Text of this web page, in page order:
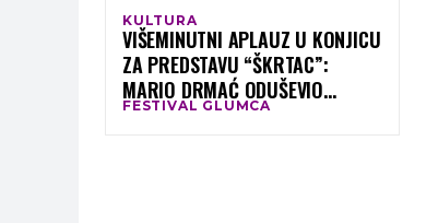
KULTURA
VIŠEMINUTNI APLAUZ U KONJICU
ZA PREDSTAVU “ŠKRTAC”:
MARIO DRMAĆ ODUŠEVIO
PUBLIKU
FESTIVAL GLUMCA